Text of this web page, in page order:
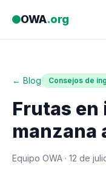
OWA.org
← Blog Consejos de
Frutas en
manzana
Equipo OWA · 12 de